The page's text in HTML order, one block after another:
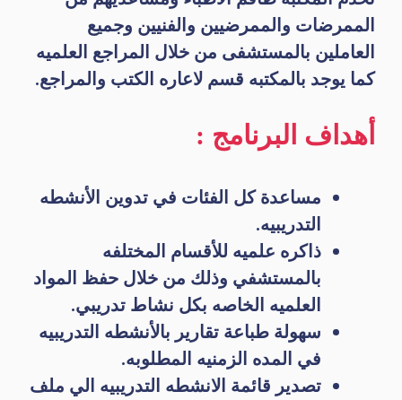
الممرضات والممرضيين والفنيين وجميع
العاملين بالمستشفى من خلال المراجع العلميه
كما يوجد بالمكتبه قسم لاعاره الكتب والمراجع.
أهداف البرنامج :
مساعدة كل الفئات في تدوين الأنشطه
التدريبيه.
ذاكره علميه للأقسام المختلفه
بالمستشفي وذلك من خلال حفظ المواد
العلميه الخاصه بكل نشاط تدريبي.
سهولة طباعة تقارير بالأنشطه التدريبيه
في المده الزمنيه المطلوبه.
تصدير قائمة الانشطه التدريبيه الي ملف